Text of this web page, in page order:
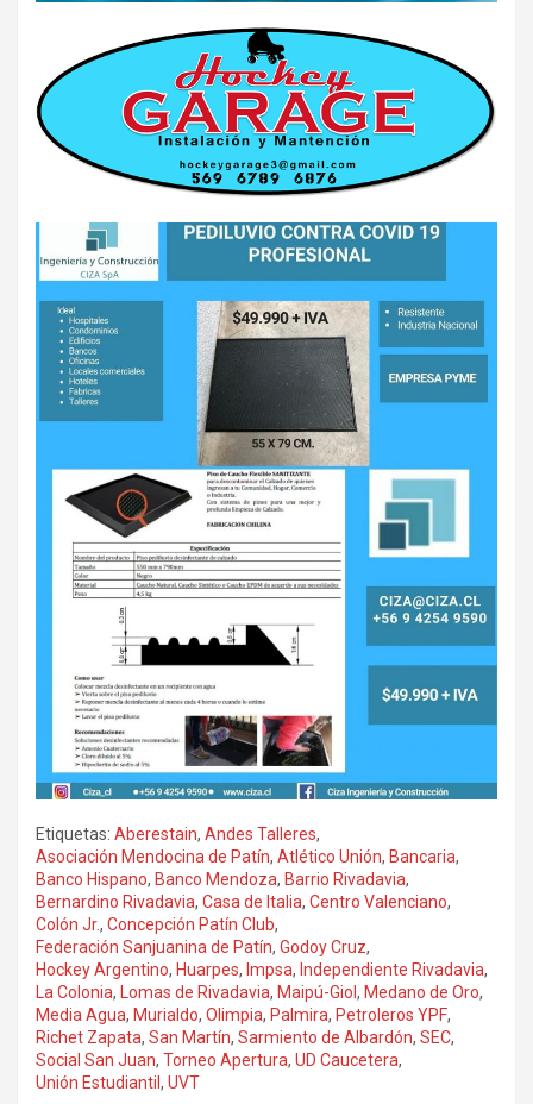
Etiquetas: Aberestain, Andes Talleres,
Asociación Mendocina de Patín, Atlético Unión, Bancaria,
Banco Hispano, Banco Mendoza, Barrio Rivadavia,
Bernardino Rivadavia, Casa de Italia, Centro Valenciano,
Colón Jr., Concepción Patín Club,
Federación Sanjuanina de Patín, Godoy Cruz,
Hockey Argentino, Huarpes, Impsa, Independiente Rivadavia,
La Colonia, Lomas de Rivadavia, Maipú-Giol , Medano de Oro,
Media Agua, Murialdo, Olimpia, Palmira, Petroleros YPF,
Richet Zapata, San Martín, Sarmiento de Albardón, SEC,
Social San Juan, Torneo Apertura, UD Caucetera,
Unión Estudiantil , UVT